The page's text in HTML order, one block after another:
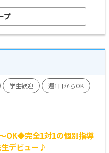
プ
学生歓迎
週1日からOK
OK◆完全1対1の個別指導
デビュー♪